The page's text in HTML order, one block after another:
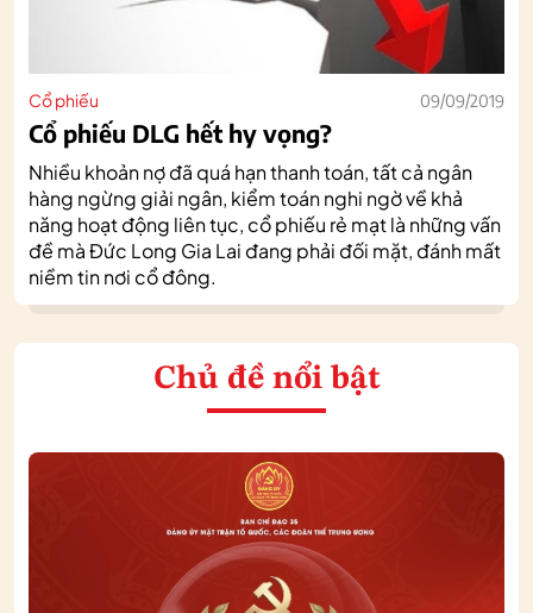
Cổ phiếu 09/09/2019
Cổ phiếu DLG hết hy vọng?
Nhiều khoản nợ đã quá hạn thanh toán, tất cả ngân
hàng ngừng giải ngân, kiểm toán nghi ngờ về khả
năng hoạt động liên tục, cổ phiếu rẻ mạt là những vấn
đề mà Đức Long Gia Lai đang phải đối mặt, đánh mất
niềm tin nơi cổ đông.
Chủ đề nổi bật